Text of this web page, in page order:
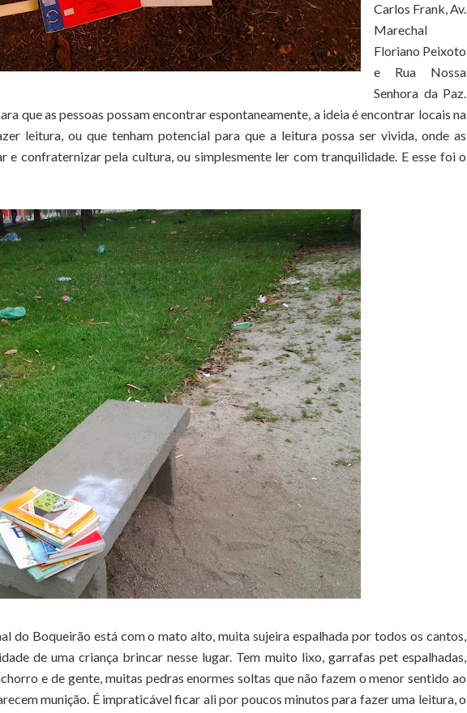
Carlos Frank, Av.
Marechal
Floriano Peixoto
e Rua Nossa
Senhora da Paz.
que as pessoas possam encontrar espontaneamente, a ideia é encontrar locais na
leitura, ou que tenham potencial para que a leitura possa ser vivida, onde as
e confraternizar pela cultura, ou simplesmente ler com tranquilidade. E esse foi o
do Boqueirão está com o mato alto, muita sujeira espalhada por todos os cantos,
de uma criança brincar nesse lugar. Tem muito lixo, garrafas pet espalhadas,
e de gente, muitas pedras enormes soltas que não fazem o menor sentido ao
munição. É impraticável ficar ali por poucos minutos para fazer uma leitura, o